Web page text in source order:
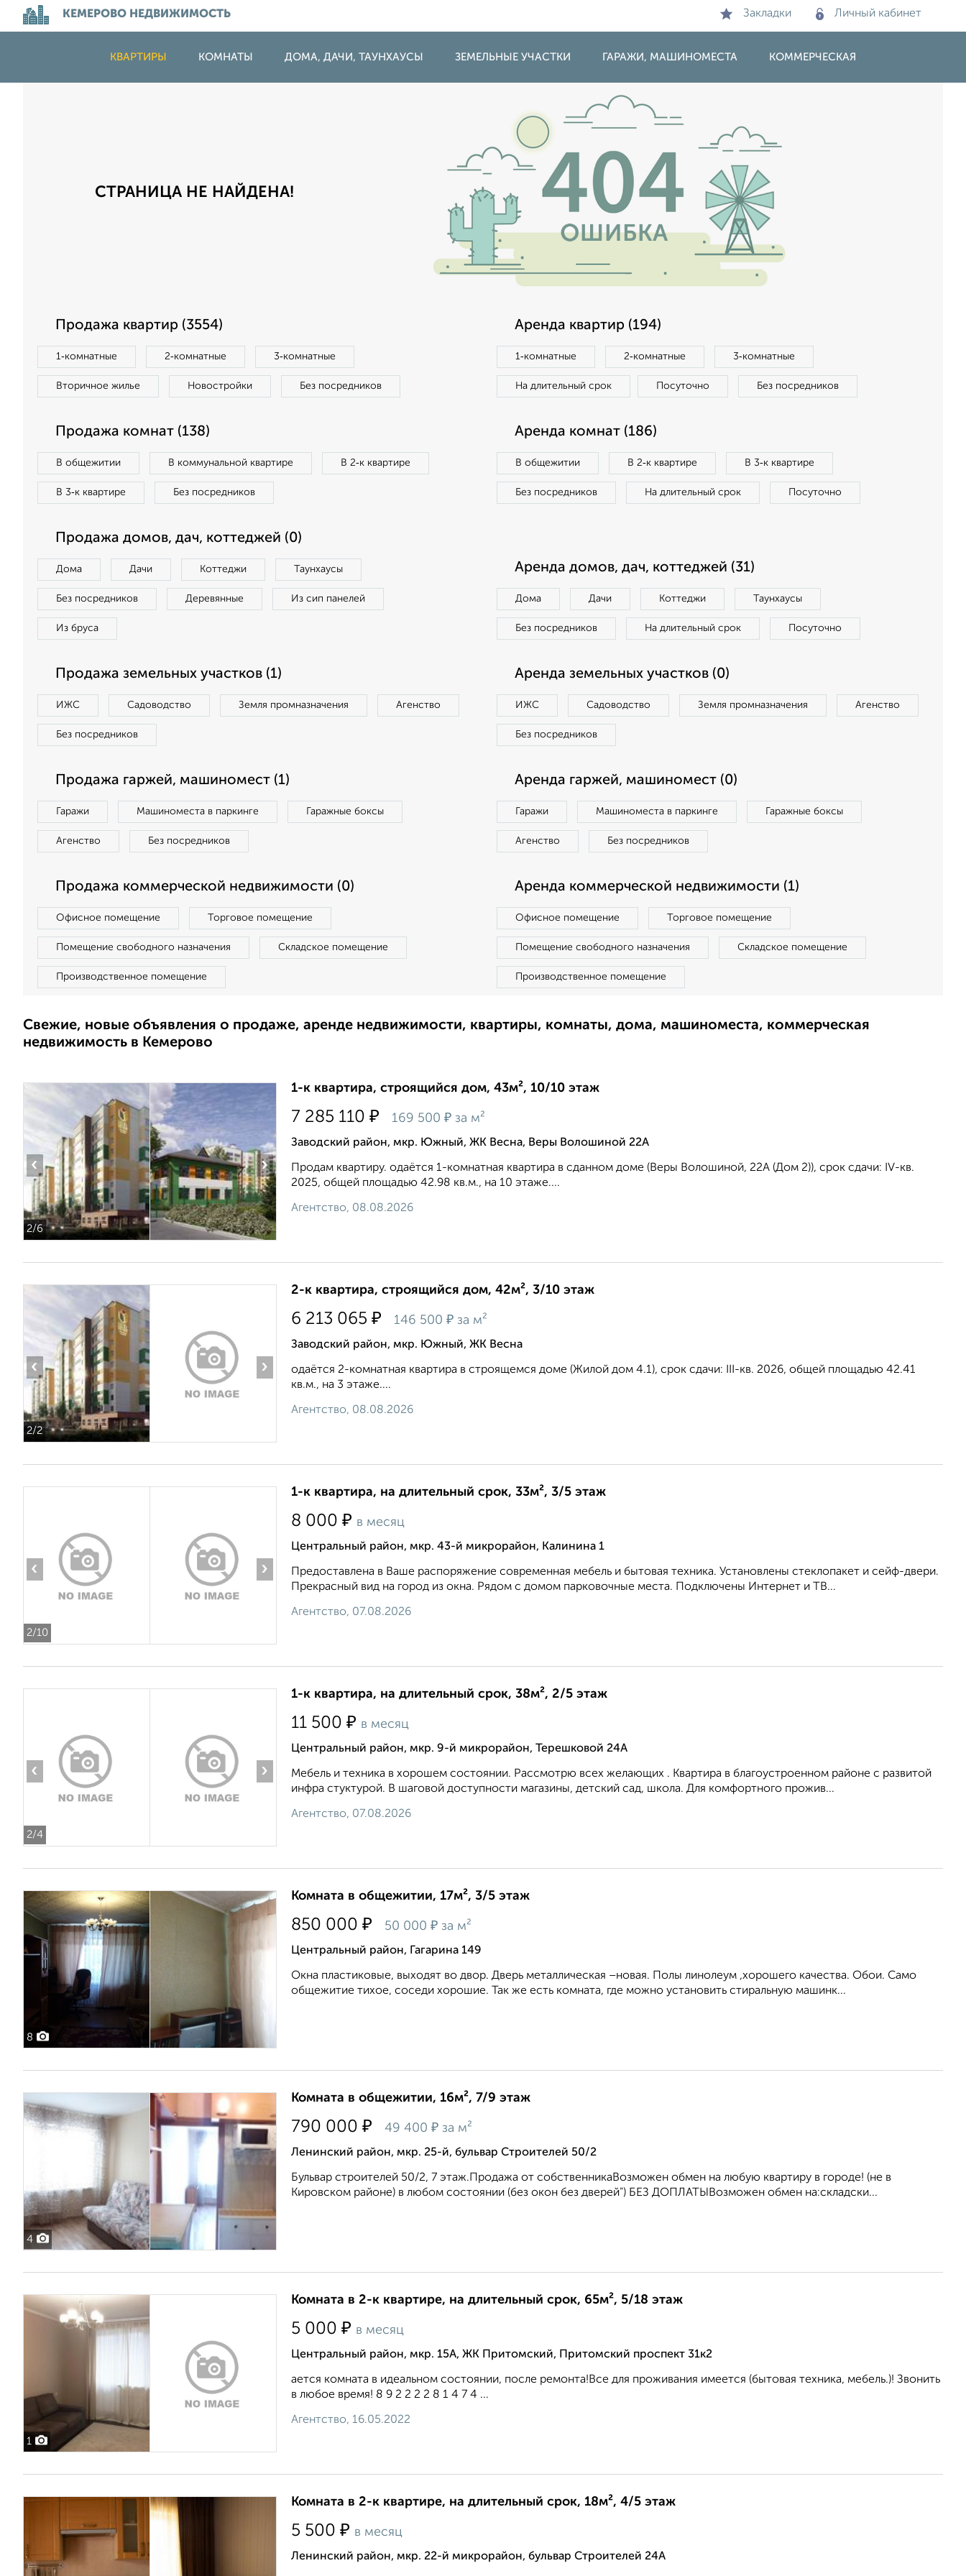
КЕМЕРОВО НЕДВИЖИМОСТЬ Закладки Личный кабинет
КВАРТИРЫ КОМНАТЫ ДОМА, ДАЧИ, ТАУНХАУСЫ ЗЕМЕЛЬНЫЕ УЧАСТКИ ГАРАЖИ, МАШИНОМЕСТА КОММЕРЧЕСКАЯ
СТРАНИЦА НЕ НАЙДЕНА!
Продажа квартир (3554)
1‑комнатные 2‑комнатные 3‑комнатные
Вторичное жилье Новостройки Без посредников
Аренда квартир (194)
1‑комнатные 2‑комнатные 3‑комнатные
На длительный срок Посуточно Без посредников
Продажа комнат (138)
В общежитии В коммунальной квартире В 2‑к квартире
В 3‑к квартире Без посредников
Аренда комнат (186)
В общежитии В 2‑к квартире В 3‑к квартире
Без посредников На длительный срок Посуточно
Продажа домов, дач, коттеджей (0)
Дома Дачи Коттеджи Таунхаусы
Без посредников Деревянные Из сип панелей
Из бруса
Аренда домов, дач, коттеджей (31)
Дома Дачи Коттеджи Таунхаусы
Без посредников На длительный срок Посуточно
Продажа земельных участков (1)
ИЖС Садоводство Земля промназначения Агенство
Без посредников
Аренда земельных участков (0)
ИЖС Садоводство Земля промназначения Агенство
Без посредников
Продажа гаржей, машиномест (1)
Гаражи Машиноместа в паркинге Гаражные боксы
Агенство Без посредников
Аренда гаржей, машиномест (0)
Гаражи Машиноместа в паркинге Гаражные боксы
Агенство Без посредников
Продажа коммерческой недвижимости (0)
Офисное помещение Торговое помещение
Помещение свободного назначения Складское помещение
Производственное помещение
Аренда коммерческой недвижимости (1)
Офисное помещение Торговое помещение
Помещение свободного назначения Складское помещение
Производственное помещение
Свежие, новые объявления о продаже, аренде недвижимости, квартиры, комнаты, дома, машиноместа, коммерческая
недвижимость в Кемерово
2/6
‹ ›
1-к квартира, строящийся дом, 43м², 10/10 этаж
7 285 110 ₽ 169 500 ₽ за м²
Заводский район, мкр. Южный, ЖК Весна, Веры Волошиной 22А
Продам квартиру. одаётся 1-комнатная квартира в сданном доме (Веры Волошиной, 22А (Дом 2)), срок сдачи: IV-кв.
2025, общей площадью 42.98 кв.м., на 10 этаже....
Агентство, 08.08.2026
2/2
‹ ›
2-к квартира, строящийся дом, 42м², 3/10 этаж
6 213 065 ₽ 146 500 ₽ за м²
Заводский район, мкр. Южный, ЖК Весна
одаётся 2-комнатная квартира в строящемся доме (Жилой дом 4.1), срок сдачи: III-кв. 2026, общей площадью 42.41
кв.м., на 3 этаже....
Агентство, 08.08.2026
2/10
‹ ›
1-к квартира, на длительный срок, 33м², 3/5 этаж
8 000 ₽ в месяц
Центральный район, мкр. 43-й микрорайон, Калинина 1
Предоставлена в Ваше распоряжение современная мебель и бытовая техника. Установлены стеклопакет и сейф-двери.
Прекрасный вид на город из окна. Рядом с домом парковочные места. Подключены Интернет и ТВ...
Агентство, 07.08.2026
2/4
‹ ›
1-к квартира, на длительный срок, 38м², 2/5 этаж
11 500 ₽ в месяц
Центральный район, мкр. 9-й микрорайон, Терешковой 24А
Мебель и техника в хорошем состоянии. Рассмотрю всех желающих . Квартира в благоустроенном районе с развитой
инфра стуктурой. В шаговой доступности магазины, детский сад, школа. Для комфортного прожив...
Агентство, 07.08.2026
8
Комната в общежитии, 17м², 3/5 этаж
850 000 ₽ 50 000 ₽ за м²
Центральный район, Гагарина 149
Окна пластиковые, выходят во двор. Дверь металлическая –новая. Полы линолеум ,хорошего качества. Обои. Само
общежитие тихое, соседи хорошие. Так же есть комната, где можно установить стиральную машинк...
4
Комната в общежитии, 16м², 7/9 этаж
790 000 ₽ 49 400 ₽ за м²
Ленинский район, мкр. 25-й, бульвар Строителей 50/2
Бульвар строителей 50/2, 7 этаж.Продажа от собственникаВозможен обмен на любую квартиру в городе! (не в
Кировском районе) в любом состоянии (без окон без дверей") БЕЗ ДОПЛАТЫВозможен обмен на:складски...
1
Комната в 2-к квартире, на длительный срок, 65м², 5/18 этаж
5 000 ₽ в месяц
Центральный район, мкр. 15А, ЖК Притомский, Притомский проспект 31к2
ается комната в идеальном состоянии, после ремонта!Все для проживания имеется (бытовая техника, мебель.)! Звонить
в любое время! 8 9 2 2 2 2 8 1 4 7 4 ...
Агентство, 16.05.2022
Комната в 2-к квартире, на длительный срок, 18м², 4/5 этаж
5 500 ₽ в месяц
Ленинский район, мкр. 22-й микрорайон, бульвар Строителей 24А